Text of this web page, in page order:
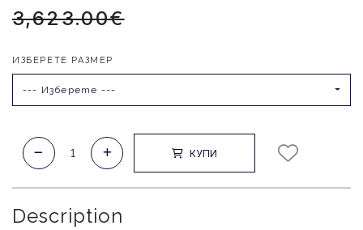
3,623.00€
ИЗБЕРЕТЕ РАЗМЕР
--- Изберете ---
КУПИ
Description